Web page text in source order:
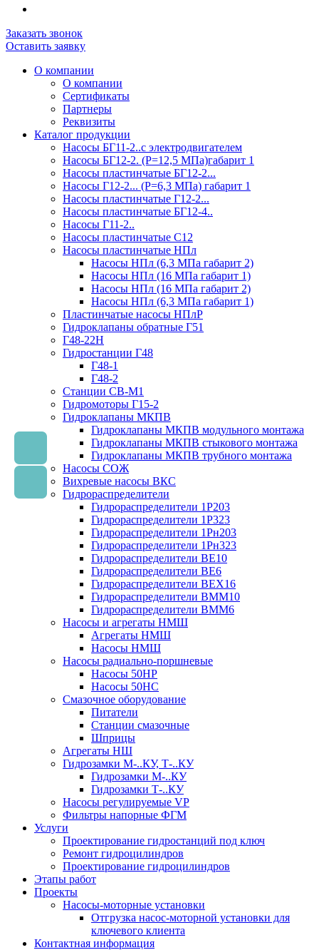
Заказать звонок
Оставить заявку
О компании
О компании
Сертификаты
Партнеры
Реквизиты
Каталог продукции
Насосы БГ11-2..с электродвигателем
Насосы БГ12-2. (Р=12,5 МПа)габарит 1
Насосы пластинчатые БГ12-2...
Насосы Г12-2... (Р=6,3 МПа) габарит 1
Насосы пластинчатые Г12-2...
Насосы пластинчатые БГ12-4..
Насосы Г11-2..
Насосы пластинчатые С12
Насосы пластинчатые НПл
Насосы НПл (6,3 МПа габарит 2)
Насосы НПл (16 МПа габарит 1)
Насосы НПл (16 МПа габарит 2)
Насосы НПл (6,3 МПа габарит 1)
Пластинчатые насосы НПлР
Гидроклапаны обратные Г51
Г48-22Н
Гидростанции Г48
Г48-1
Г48-2
Станции СВ-М1
Гидромоторы Г15-2
Гидроклапаны МКПВ
Гидроклапаны МКПВ модульного монтажа
Гидроклапаны МКПВ стыкового монтажа
Гидроклапаны МКПВ трубного монтажа
Насосы СОЖ
Вихревые насосы ВКС
Гидрораспределители
Гидрораспределители 1Р203
Гидрораспределители 1Р323
Гидрораспределители 1Рн203
Гидрораспределители 1Рн323
Гидрораспределители ВЕ10
Гидрораспределители ВЕ6
Гидрораспределители ВЕХ16
Гидрораспределители ВММ10
Гидрораспределители ВММ6
Насосы и агрегаты НМШ
Агрегаты НМШ
Насосы НМШ
Насосы радиально-поршневые
Насосы 50НР
Насосы 50НС
Смазочное оборудование
Питатели
Станции смазочные
Шприцы
Агрегаты НШ
Гидрозамки М-..КУ, Т-..КУ
Гидрозамки М-..КУ
Гидрозамки Т-..КУ
Насосы регулируемые VP
Фильтры напорные ФГМ
Услуги
Проектирование гидростанций под ключ
Ремонт гидроцилиндров
Проектирование гидроцилиндров
Этапы работ
Проекты
Насосы-моторные установки
Отгрузка насос-моторной установки для
ключевого клиента
Контактная информация